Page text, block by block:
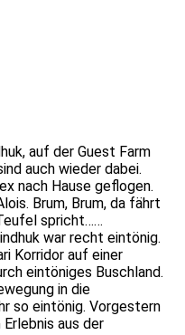
auf der Guest Farm
auch wieder dabei.
nach Hause geflogen.
Brum, Brum, da fährt
spricht……
war recht eintönig.
Korridor auf einer
eintöniges Buschland.
in die
so eintönig. Vorgestern
aus der